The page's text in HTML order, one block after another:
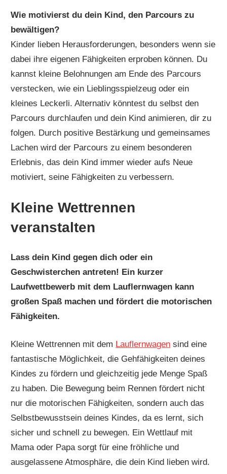
Wie motivierst du dein Kind, den Parcours zu
bewältigen?
Kinder lieben Herausforderungen, besonders wenn sie
dabei ihre eigenen Fähigkeiten erproben können. Du
kannst kleine Belohnungen am Ende des Parcours
verstecken, wie ein Lieblingsspielzeug oder ein
kleines Leckerli. Alternativ könntest du selbst den
Parcours durchlaufen und dein Kind animieren, dir zu
folgen. Durch positive Bestärkung und gemeinsames
Lachen wird der Parcours zu einem besonderen
Erlebnis, das dein Kind immer wieder aufs Neue
motiviert, seine Fähigkeiten zu verbessern.
Kleine Wettrennen
veranstalten
Lass dein Kind gegen dich oder ein
Geschwisterchen antreten! Ein kurzer
Laufwettbewerb mit dem Lauflernwagen kann
großen Spaß machen und fördert die motorischen
Fähigkeiten.
Kleine Wettrennen mit dem Lauflernwagen sind eine
fantastische Möglichkeit, die Gehfähigkeiten deines
Kindes zu fördern und gleichzeitig jede Menge Spaß
zu haben. Die Bewegung beim Rennen fördert nicht
nur die motorischen Fähigkeiten, sondern auch das
Selbstbewusstsein deines Kindes, da es lernt, sich
sicher und schnell zu bewegen. Ein Wettlauf mit
Mama oder Papa sorgt für eine fröhliche und
ausgelassene Atmosphäre, die dein Kind lieben wird.